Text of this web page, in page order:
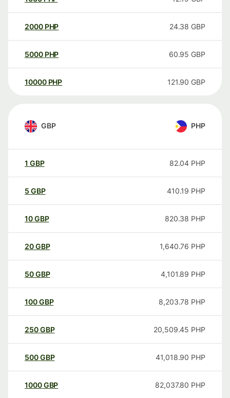
2000 PHP 24.38 GBP
5000 PHP 60.95 GBP
10000 PHP 121.90 GBP
GBP PHP
1 GBP 82.04 PHP
5 GBP 410.19 PHP
10GBP 820.38 PHP
20GBP 1,640.76 PHP
50GBP 4,101.89 PHP
100GBP 8,203.78 PHP
250GBP 20,509.45 PHP
500GBP 41,018.90 PHP
1000GBP 82,037.80 PHP